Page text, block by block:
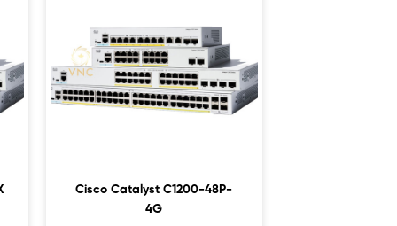
Cisco Catalyst C1200-48P-
4G